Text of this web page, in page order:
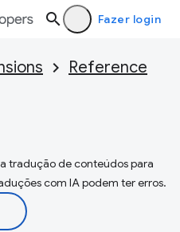
Fazer login
Reference
tradução de conteúdos para
com IA podem ter erros.